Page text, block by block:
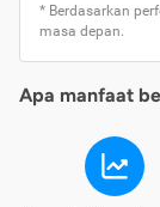
* Berdasarkan
masa depan.
Apa manfaat